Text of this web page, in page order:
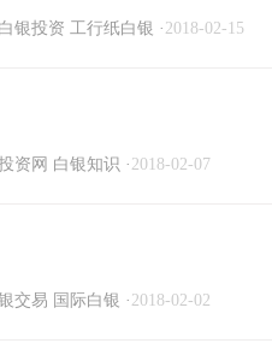
银投资 工行纸白银 · 2018-02-15
资网 白银知识 · 2018-02-07
交易 国际白银 · 2018-02-02